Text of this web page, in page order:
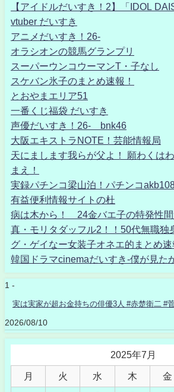
【アイドルだいすき！2】「IDOL
vtuber だいすき
アニメだいすき！26-
オラシオンの競馬グランプリ
スーパーウンコウーマンT・子なし
スケバン氷子のまとめ速報！
とおやまエリア51
一番くじ福袋 だいすき
声優だいすき！26- bnk46
大阪エキストラNOTE！芸能情報局
天にまします我らが父よ！ 願わくは
まえ！
実録パチンコ梁山泊！パチンコ
有益便利情報サイトの杜
病は木から！ 24金バエ子の特発性間
真・モリタダッフル2！！50代無職独
グ・ゲイなー女装子オネエ的まとめ速
韓国ドラマcinemaだいすき-僕が見た
1 -
実は実家が超お金持ちの俳優3人 #赤楚衛二 #
2026/08/10
2025年7月
月 火 水 木 金